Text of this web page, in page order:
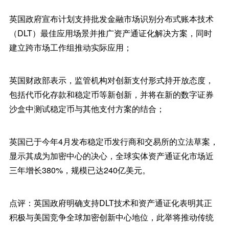
英国政府宣布计划支持批发金融市场识别分布式账本技术
（DLT）最佳应用场景并推广资产通证化解决方案，同时
建立跨市场工作组推动实际应用；
英国财政部表示，监管机构对创新支付形式持开放态度，
包括代币化存款和稳定币等新创新，并将在新的数字证券
沙盒中测试稳定币与其他支付方案的结合；
英国已于今年4月发布稳定币发行商和交易所的立法草案，
显示其成为加密中心的决心，全球实体资产通证化市场近
三年增长380%，规模已达240亿美元。
点评：英国政府明确支持DLT技术和资产通证化表明其正
积极与美国竞争全球加密创新中心地位，此举将推动传统